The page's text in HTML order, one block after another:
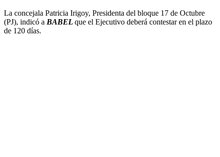
La concejala Patricia Irigoy, Presidenta del bloque 17 de Octubre
(PJ), indicó a BABEL que el Ejecutivo deberá contestar en el plazo
de 120 días.